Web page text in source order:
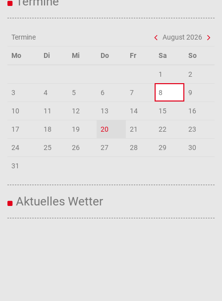
Termine August 2026
Mo Di Mi Do Fr Sa So
1 2
3 4 5 6 7 8 9
10 11 12 13 14 15 16
17 18 19 20 21 22 23
24 25 26 27 28 29 30
31
Aktuelles Wetter